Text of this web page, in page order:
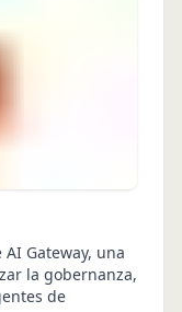
Gateway, una
la gobernanza,
de